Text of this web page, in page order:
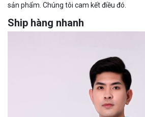
sản phẩm. Chúng tôi cam kết điều đó.
Ship hàng nhanh